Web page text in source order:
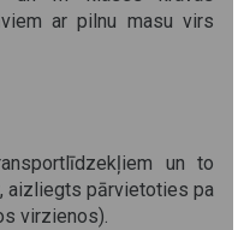
ar pilnu masu virs
un to
aizliegts pārvietoties pa
virzienos).